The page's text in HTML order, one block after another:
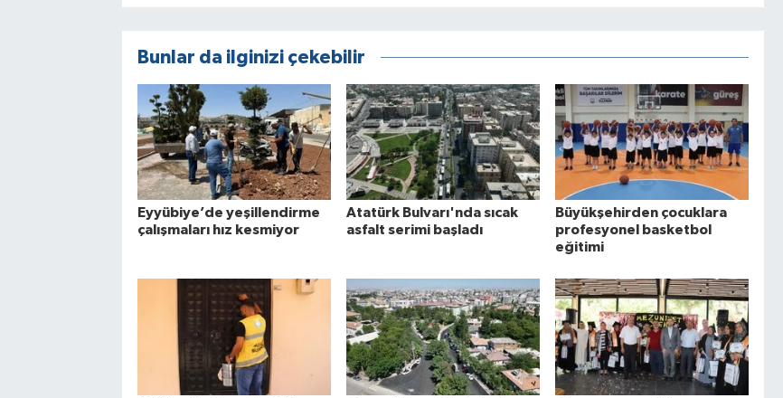
Bunlar da ilginizi çekebilir
Eyyübiye’de yeşillendirme
çalışmaları hız kesmiyor
Atatürk Bulvarı'nda sıcak
asfalt serimi başladı
Büyükşehirden çocuklara
profesyonel basketbol
eğitimi